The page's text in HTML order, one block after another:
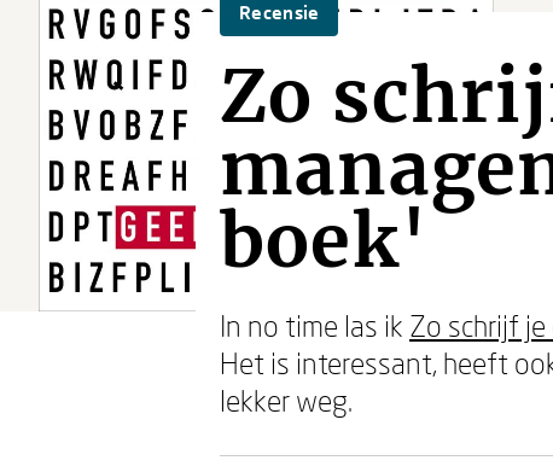
Recensie
Zo
boek'
In no time las ik Zo schrijf
Het is interessant, heeft
lekker weg.